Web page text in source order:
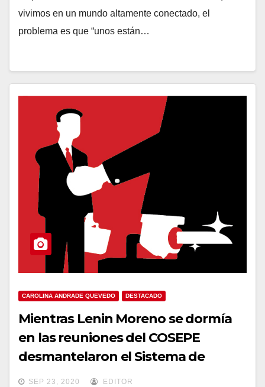
vivimos en un mundo altamente conectado, el
problema es que “unos están…
CAROLINA ANDRADE QUEVEDO DESTACADO
Mientras Lenin Moreno se dormía
en las reuniones del COSEPE
desmantelaron el Sistema de
Seguridad Pública y del Estado
SEP 23, 2020 EDITOR